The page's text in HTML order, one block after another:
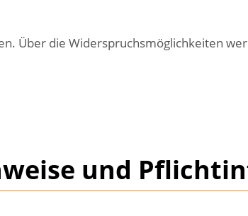
Über die Widerspruchsmöglichkeiten
und